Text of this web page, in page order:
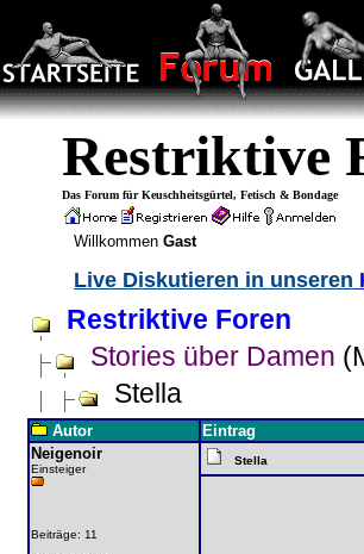
Restriktive
Das Forum für Keuschheitsgürtel, Fetisch & Bondage
Willkommen Gast
Live Diskutieren in unseren
Restriktive Foren
Stories über Damen
Stella
Autor
Eintrag
Neigenoir
Einsteiger
Beiträge: 11
Stella